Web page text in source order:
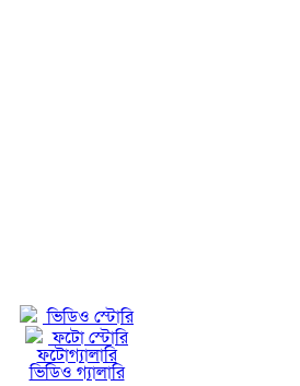
ভিডিও স্টোরি
ফটো স্টোরি
ফটোগ্যালারি
ভিডিও গ্যালারি